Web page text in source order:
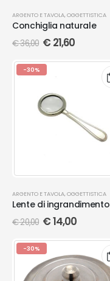
ARGENTO E TAVOLA, OGGETTISTICA
Conchiglia naturale
€36,00 € 21,60
-30%
ARGENTO E TAVOLA, OGGETTISTICA
Lente di ingrandimento
€20,00 €14,00
-30%